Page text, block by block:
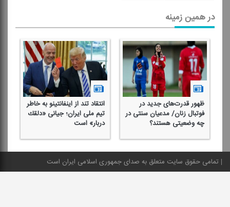
در همین زمینه
ظهور قدرت‌های جدید در
فوتبال زنان/ مدعیان سنتی در
چه وضعیتی هستند؟
انتقاد تند از اینفانتینو به خاطر
تیم ملی ایران؛ جیانی «دلقك
دربار» است
تمامی حقوق سایت متعلق به صدای جمهوری اسلامی ایران است